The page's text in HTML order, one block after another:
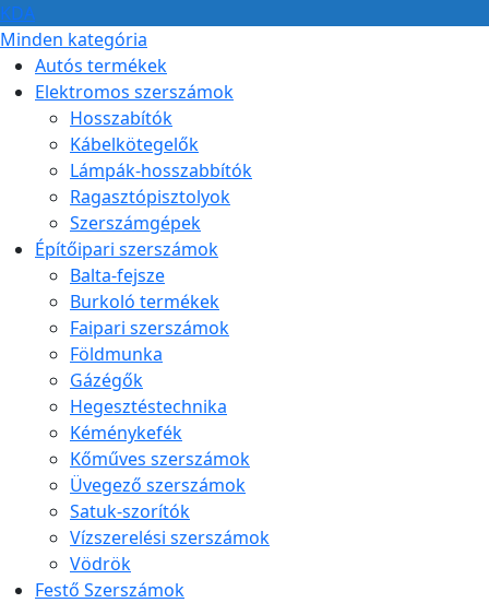
KDA
Minden kategória
Autós termékek
Elektromos szerszámok
Hosszabítók
Kábelkötegelők
Lámpák-hosszabbítók
Ragasztópisztolyok
Szerszámgépek
Építőipari szerszámok
Balta-fejsze
Burkoló termékek
Faipari szerszámok
Földmunka
Gázégők
Hegesztéstechnika
Kéménykefék
Kőműves szerszámok
Üvegező szerszámok
Satuk-szorítók
Vízszerelési szerszámok
Vödrök
Festő Szerszámok